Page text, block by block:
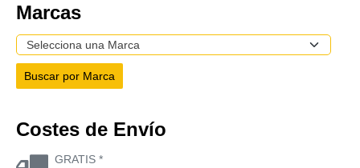
Marcas
Costes de Envío
GRATIS *